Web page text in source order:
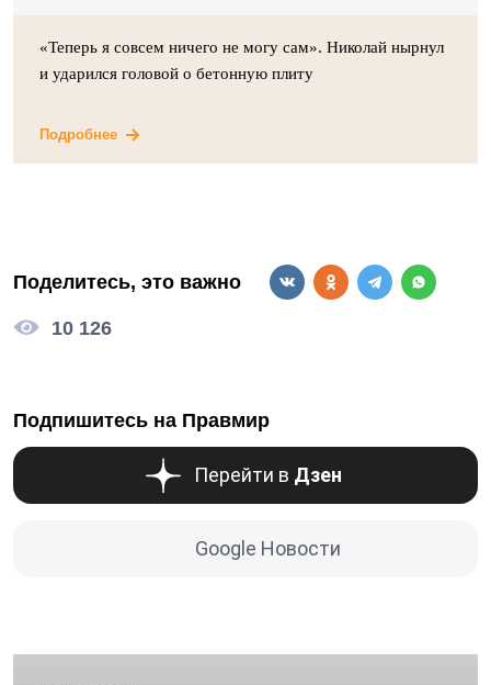
«Теперь я совсем ничего не могу сам». Николай нырнул
и ударился головой о бетонную плиту
Подробнее
Поделитесь, это важно
10 126
Подпишитесь на Правмир
Перейти в Дзен
Google Новости